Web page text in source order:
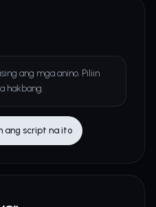
ang mga anino. Piliin
hakbang.
ang script na ito